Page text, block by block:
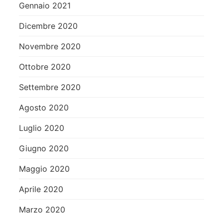
Gennaio 2021
Dicembre 2020
Novembre 2020
Ottobre 2020
Settembre 2020
Agosto 2020
Luglio 2020
Giugno 2020
Maggio 2020
Aprile 2020
Marzo 2020